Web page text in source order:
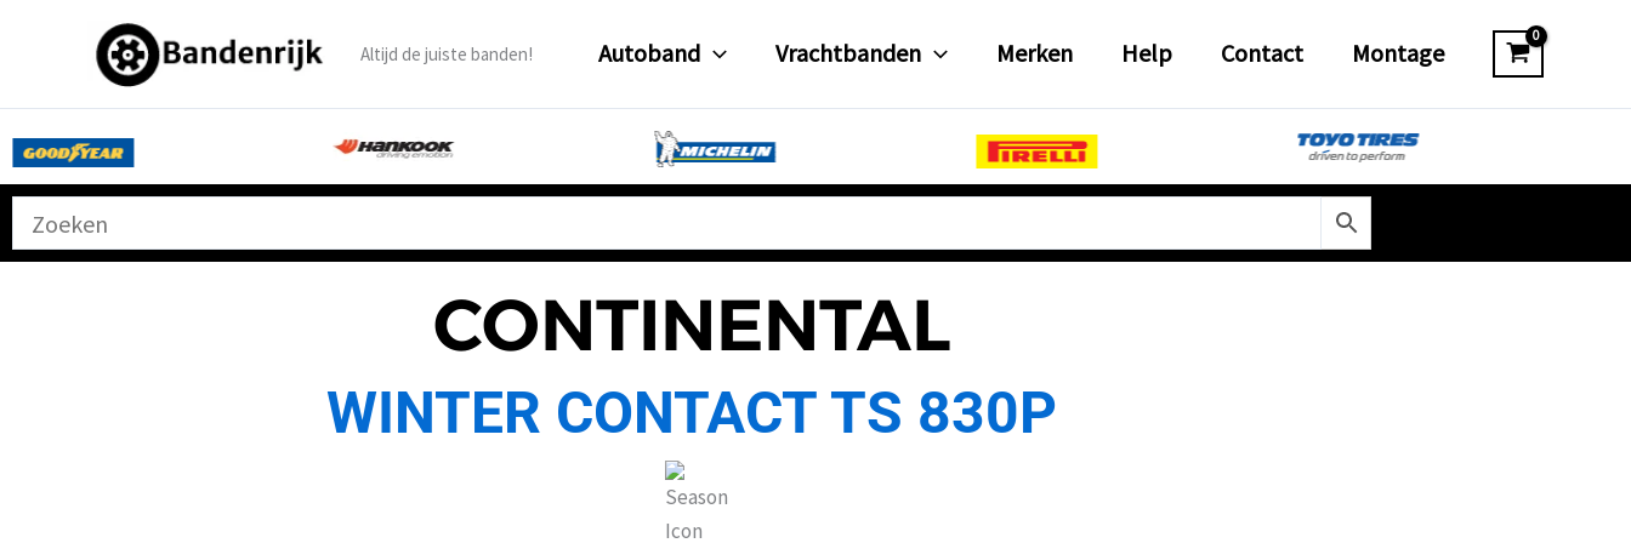
inhoud
Altijd de juiste banden! Autoband Vrachtbanden Merken Help Contact Montage
CONTINENTAL
WINTER CONTACT TS 830P